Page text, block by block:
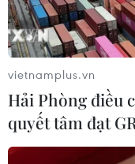
vietnamplus.vn
Hải Phòng điều
quyết tâm đạt